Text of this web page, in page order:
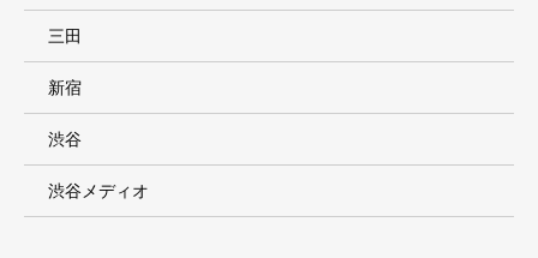
三田
新宿
渋谷
渋谷メディオ